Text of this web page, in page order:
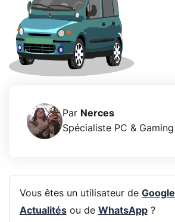
Par Nerces
Spécialiste PC & Gaming
Vous êtes un utilisateur de Google
Actualitésou de WhatsApp?